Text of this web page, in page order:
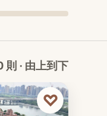
則 · 由上到下
♡